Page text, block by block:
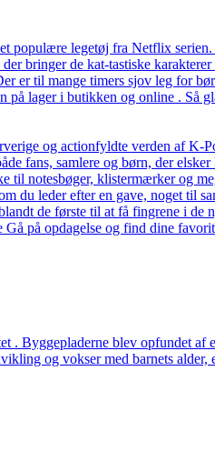
legetøj fra Netflix
bringer de kat-tastiske
er til mange timers sjov leg for
lager i butikken og online . Så
og actionfyldte verden af K-
fans, samlere og børn, der
notesbøger, klistermærker og
du leder efter en gave, noget til
de første til at få fingrene i de
Gå på opdagelse og find dine
. Byggepladerne blev opfundet
og vokser med barnets